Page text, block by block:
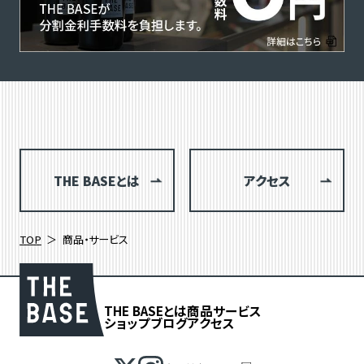
THE BASEとは アクセス
TOP 商品・サービス
THE BASEとは商品サービス
ショップブログアクセス